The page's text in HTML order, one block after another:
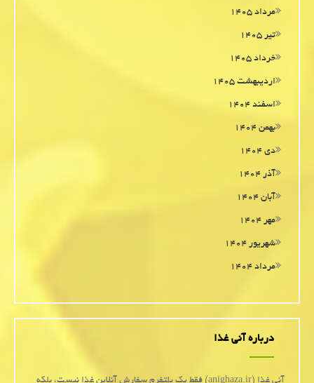
مرداد ۱۴۰۵
تیر ۱۴۰۵
خرداد ۱۴۰۵
اردیبهشت ۱۴۰۵
اسفند ۱۴۰۴
بهمن ۱۴۰۴
دی ۱۴۰۴
آذر ۱۴۰۴
آبان ۱۴۰۴
مهر ۱۴۰۴
شهریور ۱۴۰۴
مرداد ۱۴۰۴
درباره آنی غذا
آنی غذا (anighaza.ir) فقط یک پلتفرم سفارش آنلاین غذا نیست، بلکه